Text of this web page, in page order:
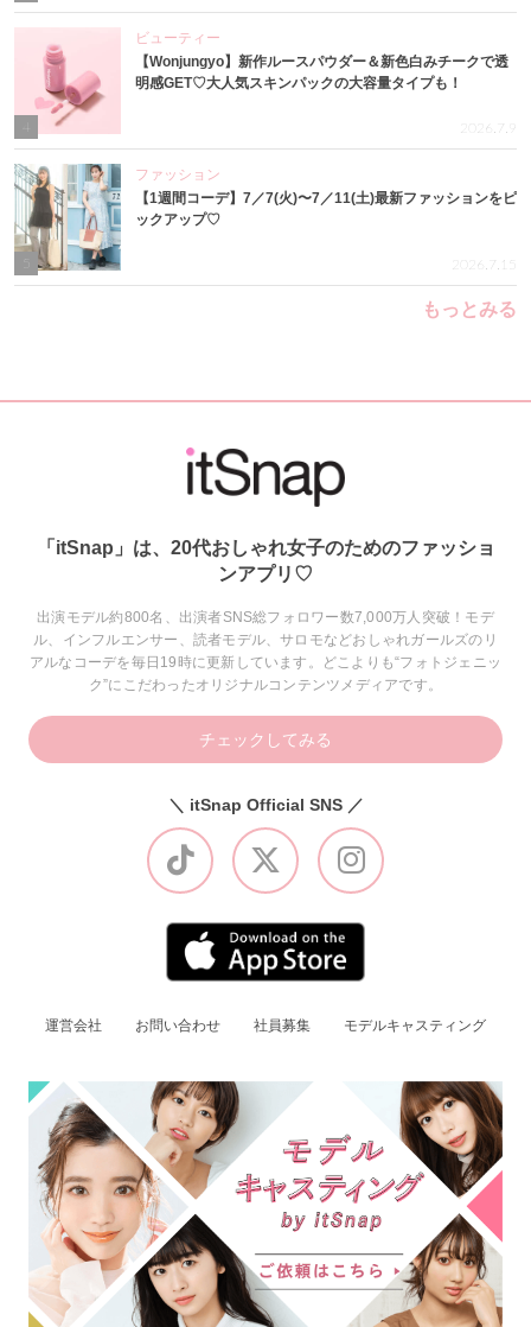
4
ビューティー
【Wonjungyo】新作ルースパウダー＆新色白みチークで透
明感GET♡大人気スキンパックの大容量タイプも！
2026.7.9
ファッション
【1週間コーデ】7／7(火)〜7／11(土)最新ファッションをピ
ックアップ♡
2026.7.15
もっとみる
「itSnap」は、20代おしゃれ女子のためのファッショ
ンアプリ♡
出演モデル約800名、出演者SNS総フォロワー数7,000万人突破！モデ
ル、インフルエンサー、読者モデル、サロモなどおしゃれガールズのリ
アルなコーデを毎日19時に更新しています。どこよりも“フォトジェニッ
ク”にこだわったオリジナルコンテンツメディアです。
チェックしてみる
＼ itSnap Official SNS ／
運営会社 お問い合わせ 社員募集 モデルキャスティング